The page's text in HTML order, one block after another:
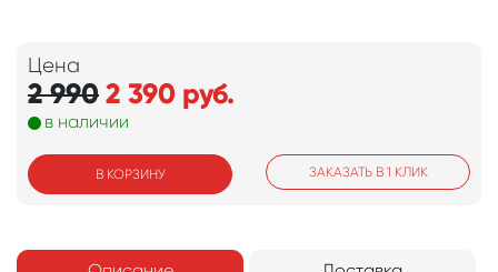
Цена
2 9902 390 руб.
в наличии
В КОРЗИНУ ЗАКАЗАТЬ В 1 КЛИК